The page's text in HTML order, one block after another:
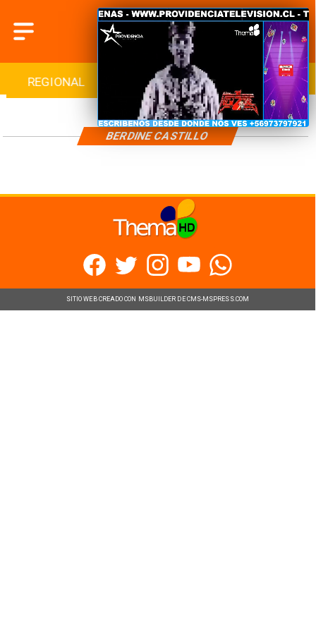
REGIONAL INTERNACIONAL DEPORTES
BERDINE CASTILLO
SITIO WEB CREADO CON MSBUILDER DE CMS-MSPRESS.COM